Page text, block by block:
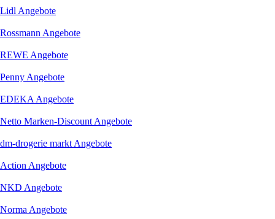
Lidl Angebote
Rossmann Angebote
REWE Angebote
Penny Angebote
EDEKA Angebote
Netto Marken-Discount Angebote
dm-drogerie markt Angebote
Action Angebote
NKD Angebote
Norma Angebote